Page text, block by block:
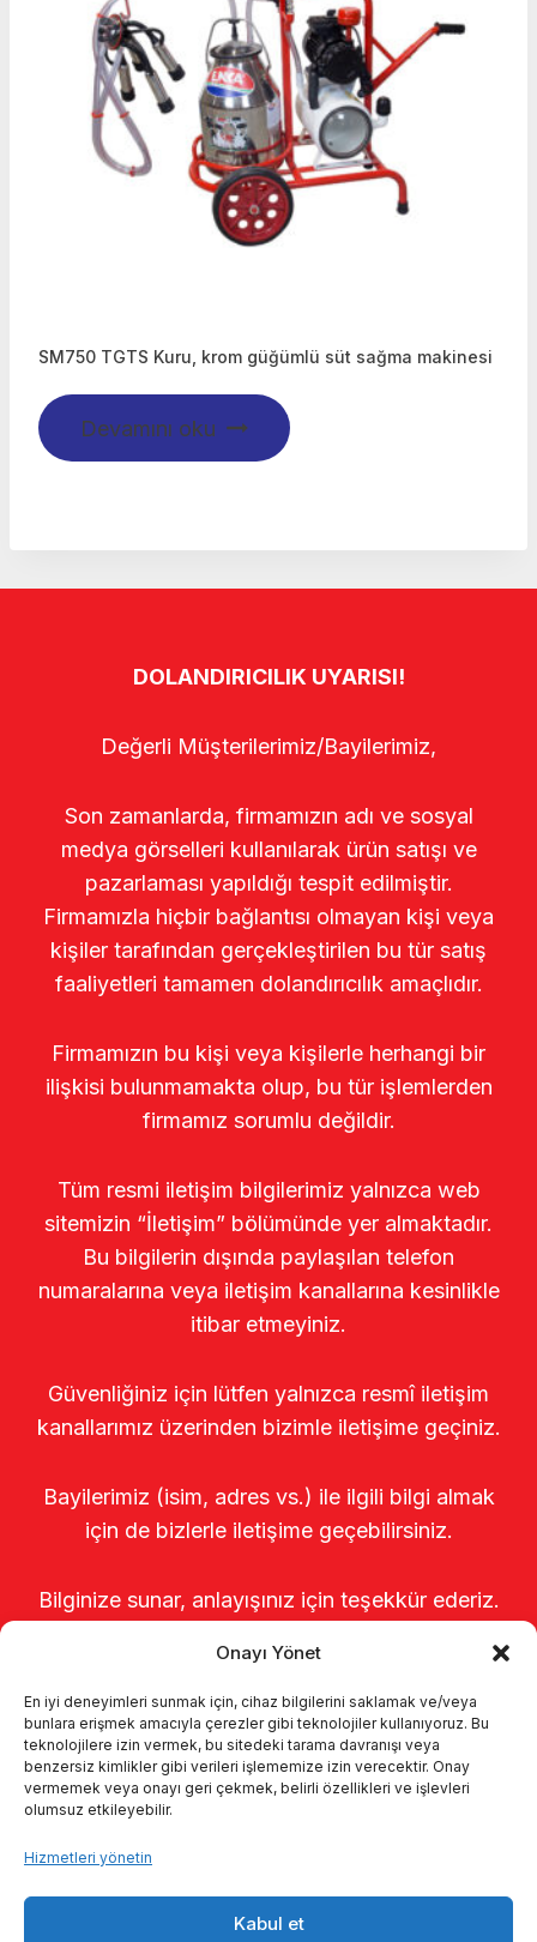
Onayı Yönet
En iyi deneyimleri sunmak için, cihaz bilgilerini saklamak ve/veya
bunlara erişmek amacıyla çerezler gibi teknolojiler kullanıyoruz. Bu
teknolojilere izin vermek, bu sitedeki tarama davranışı veya
benzersiz kimlikler gibi verileri işlememize izin verecektir. Onay
vermemek veya onayı geri çekmek, belirli özellikleri ve işlevleri
olumsuz etkileyebilir.
Hizmetleri yönetin
Kabul et
SM750 TGTS Kuru, krom güğümlü süt sağma makinesi
Devamını oku
DOLANDIRICILIK UYARISI!
Değerli Müşterilerimiz/Bayilerimiz,
Son zamanlarda, firmamızın adı ve sosyal
medya görselleri kullanılarak ürün satışı ve
pazarlaması yapıldığı tespit edilmiştir.
Firmamızla hiçbir bağlantısı olmayan kişi veya
kişiler tarafından gerçekleştirilen bu tür satış
faaliyetleri tamamen dolandırıcılık amaçlıdır.
Firmamızın bu kişi veya kişilerle herhangi bir
ilişkisi bulunmamakta olup, bu tür işlemlerden
firmamız sorumlu değildir.
Tüm resmi iletişim bilgilerimiz yalnızca web
sitemizin “İletişim” bölümünde yer almaktadır.
Bu bilgilerin dışında paylaşılan telefon
numaralarına veya iletişim kanallarına kesinlikle
itibar etmeyiniz.
Güvenliğiniz için lütfen yalnızca resmî iletişim
kanallarımız üzerinden bizimle iletişime geçiniz.
Bayilerimiz (isim, adres vs.) ile ilgili bilgi almak
için de bizlerle iletişime geçebilirsiniz.
Bilginize sunar, anlayışınız için teşekkür ederiz.
Kalite politikamız